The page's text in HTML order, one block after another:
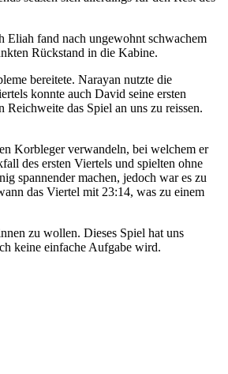
Eliah fand nach ungewohnt schwachem
Rückstand in die Kabine.
bereitete. Narayan nutzte die
konnte auch David seine ersten
das Spiel an uns zu reissen.
Korbleger verwandeln, bei welchem er
des ersten Viertels und spielten ohne
spannender machen, jedoch war es zu
das Viertel mit 23:14, was zu einem
zu wollen. Dieses Spiel hat uns
keine einfache Aufgabe wird.